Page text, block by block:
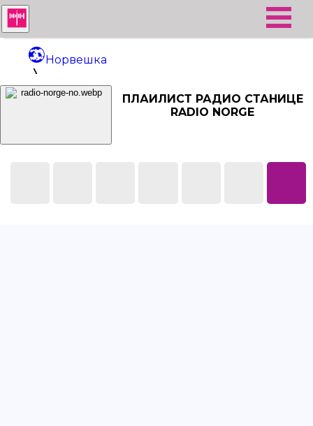
Норвешка
Radio Norge
ПЛАИЛИСТ РАДИО СТАНИЦЕ
RADIO NORGE